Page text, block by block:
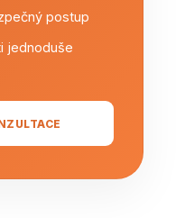
postup
jednoduše